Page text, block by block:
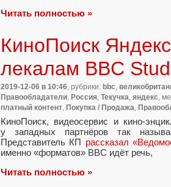
Читать полностью »
КиноПоиск
лекалам BBC
2019-12-06 в 10:46, рубрики: bbc,
Правообладатели, Россия, Текучка, яндекс,
платный контент, Покупка / Продажа,
КиноПоиск, видеосервис и кино-
у западных партнёров так
Представитель КП рассказал «
именно «форматов» BBC идёт речь,
Читать полностью »